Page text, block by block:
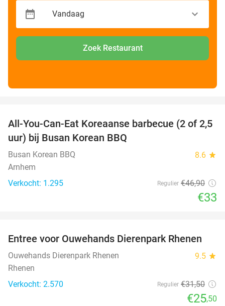
Zoek Restaurant
30%
All-You-Can-Eat Koreaanse barbecue (2 of 2,5
uur) bij Busan Korean BBQ
Busan Korean BBQ 8.6 star
Arnhem
Verkocht: 1.295
Regulier €46,90
€33
19%
Entree voor Ouwehands Dierenpark Rhenen
Ouwehands Dierenpark Rhenen 9.5 star
Rhenen
Verkocht: 2.570
Regulier €31,50
€25,50